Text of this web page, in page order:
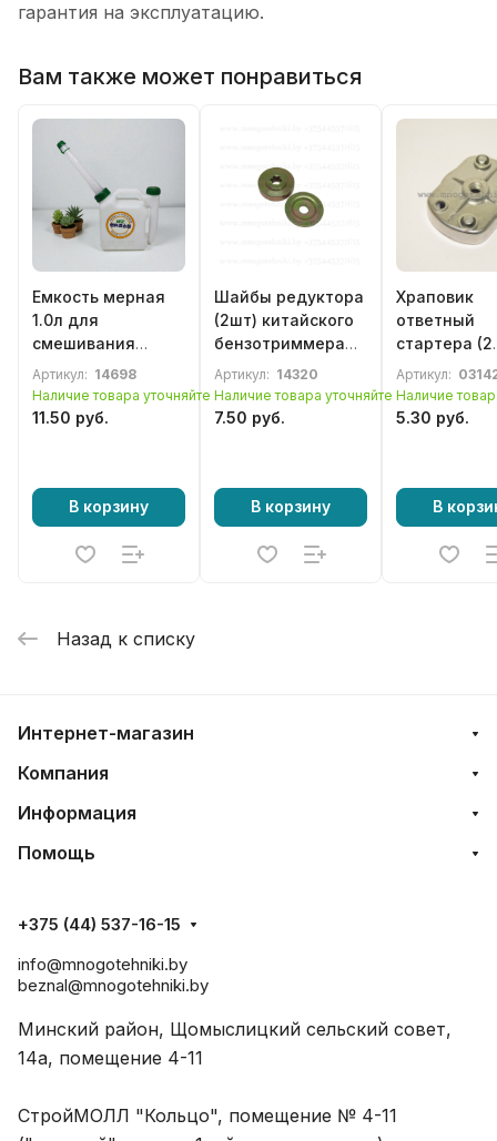
гарантия на эксплуатацию.
Вам также может понравиться
Емкость мерная
1.0л для
смешивания
масла с бензином
Артикул: 14698
Наличие товара уточняйте
11.50 руб.
В корзину
Шайбы редуктора
(2шт) китайского
бензотриммера
33-52сс
Артикул: 14320
Наличие товара уточняйте
7.50 руб.
В корзину
Храповик
ответный
стартера (2
захвата)
бензокосы
Артикул:
Наличие
5.30 руб.
В
Назад к списку
Интернет-магазин
Компания
Информация
Помощь
+375 (44) 537-16-15
info@mnogotehniki.by
beznal@mnogotehniki.by
Минский район, Щомыслицкий сельский совет,
14а, помещение 4-11
СтройМОЛЛ "Кольцо", помещение № 4-11